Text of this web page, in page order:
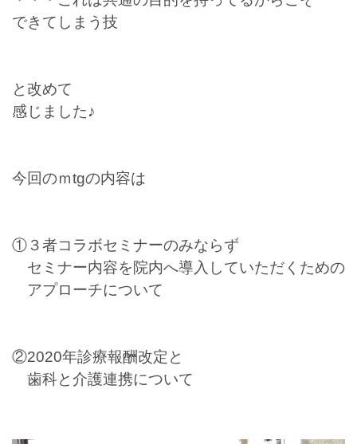
できてしまう技
と改めて
感じました♪
今回のｍtgの内容は
①３者コラボセミナーのみならず
セミナー内容を院内へ導入していただくための
アプローチについて
②2020年診療報酬改定と
歯科と介護連携について